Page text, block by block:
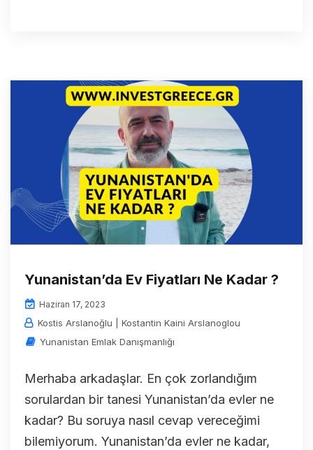
Yunanistan’da Ev Fiyatları Ne Kadar ?
Haziran 17, 2023
Kostis Arslanoğlu | Kostantin Kaini Arslanoglou
Yunanistan Emlak Danışmanlığı
Merhaba arkadaşlar. En çok zorlandığım
sorulardan bir tanesi Yunanistan’da evler ne
kadar? Bu soruya nasıl cevap vereceğimi
bilemiyorum. Yunanistan’da evler ne kadar,